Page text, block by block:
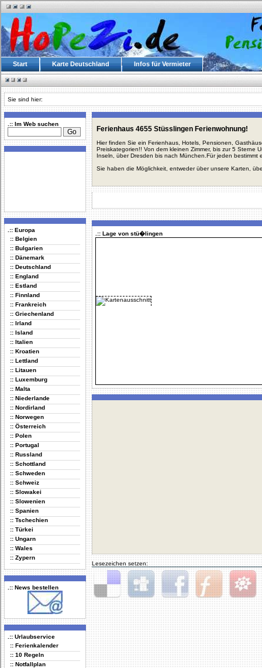
Start Karte Deutschland Infos für Vermieter
Sie sind hier:
.:: Im Web suchen
.:: Europa
:: Belgien
:: Bulgarien
:: Dänemark
:: Deutschland
:: England
:: Estland
:: Finnland
:: Frankreich
:: Griechenland
:: Irland
:: Island
:: Italien
:: Kroatien
:: Lettland
:: Litauen
:: Luxemburg
:: Malta
:: Niederlande
:: Nordirland
:: Norwegen
:: Österreich
:: Polen
:: Portugal
:: Russland
:: Schottland
:: Schweden
:: Schweiz
:: Slowakei
:: Slowenien
:: Spanien
:: Tschechien
:: Türkei
:: Ungarn
:: Wales
:: Zypern
.:: News bestellen
.:: Urlaubservice
:: Ferienkalender
:: 10 Regeln
:: Notfallplan
Ferienhaus 4655 Stüsslingen Ferienwohnung!
Hier finden Sie ein Ferienhaus, Hotels, Pensionen,
Preiskategorien!! Von dem kleinen Zimmer, bis zur 5 Sterne
Inseln, über Dresden bis nach München.Für jeden bestimmt
Sie haben die Möglichkeit, entweder über unsere Karten,
.:: Lage von stü�lingen
Lesezeichen setzen:
Delicious Digg Facebook Furl StudiVZ